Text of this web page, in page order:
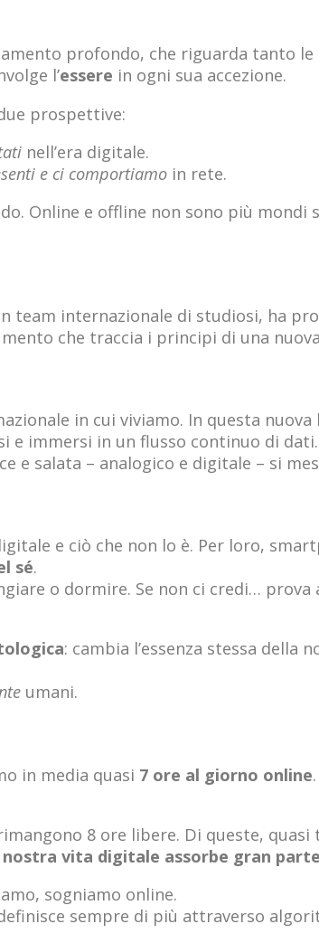
profondo, che riguarda tanto le
l’essere in ogni sua accezione.
prospettive:
nell’era digitale.
e ci comportiamoin rete.
Online e offline non sono più mondi
team internazionale di studiosi, ha
che traccia i principi di una
in cui viviamo. In questa nuova
immersi in un flusso continuo di
e salata – analogico e digitale – si
e ciò che non lo è. Per loro,
sé.
o dormire. Se non ci credi… prova
: cambia l’essenza stessa della
umani.
in media quasi 7 ore al giorno online.
8 ore libere. Di queste,
nostra vita digitale assorbe gran
sogniamo online.
sempre di più attraverso